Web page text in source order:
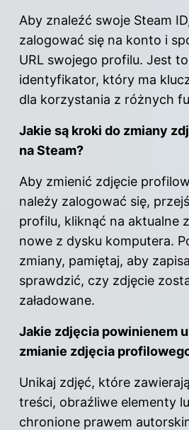
Aby znaleźć swoje Steam ID
zalogować się na konto i
URL swojego profilu. Jest
identyfikator, który ma
dla korzystania z różnych
Jakie są kroki do zmiany
na Steam?
Aby zmienić zdjęcie
należy zalogować się,
profilu, kliknąć na aktualne
nowe z dysku komputera.
zmiany, pamiętaj, aby
sprawdzić, czy zdjęcie
załadowane.
Jakie zdjęcia powinienem
zmianie zdjęcia
Unikaj zdjęć, które
treści, obraźliwe elementy
chronione prawem